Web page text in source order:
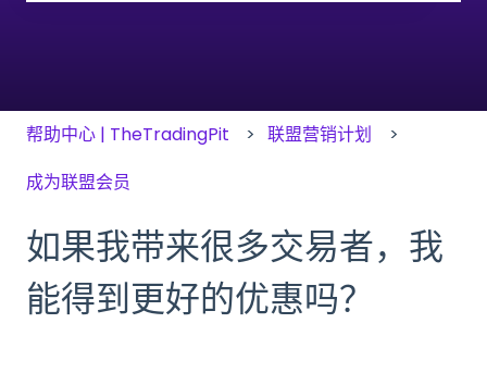
帮助中心 | TheTradingPit
联盟营销计划
成为联盟会员
如果我带来很多交易者，我
能得到更好的优惠吗？